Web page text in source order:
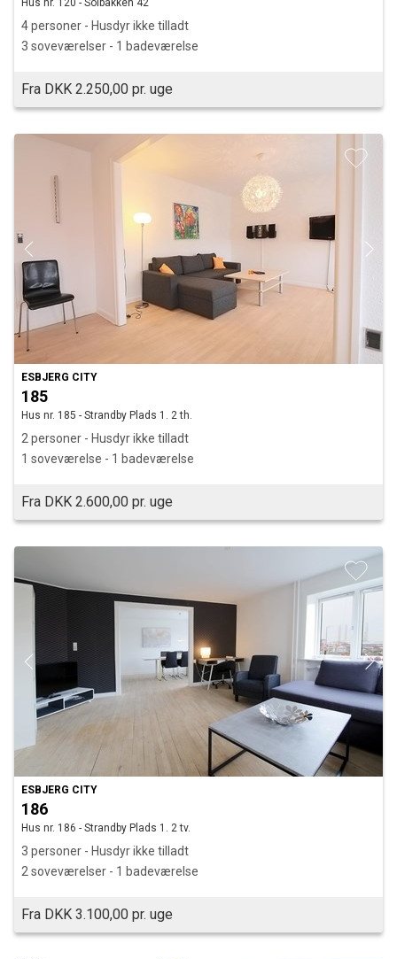
Hus nr. 120 - Solbakken 42
4 personer - Husdyr ikke tilladt
3 soveværelser - 1 badeværelse
Fra DKK 2.250,00 pr. uge
ESBJERG CITY
185
Hus nr. 185 - Strandby Plads 1. 2 th.
2 personer - Husdyr ikke tilladt
1 soveværelse - 1 badeværelse
Fra DKK 2.600,00 pr. uge
ESBJERG CITY
186
Hus nr. 186 - Strandby Plads 1. 2 tv.
3 personer - Husdyr ikke tilladt
2 soveværelser - 1 badeværelse
Fra DKK 3.100,00 pr. uge